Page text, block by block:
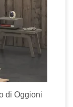
di Oggioni